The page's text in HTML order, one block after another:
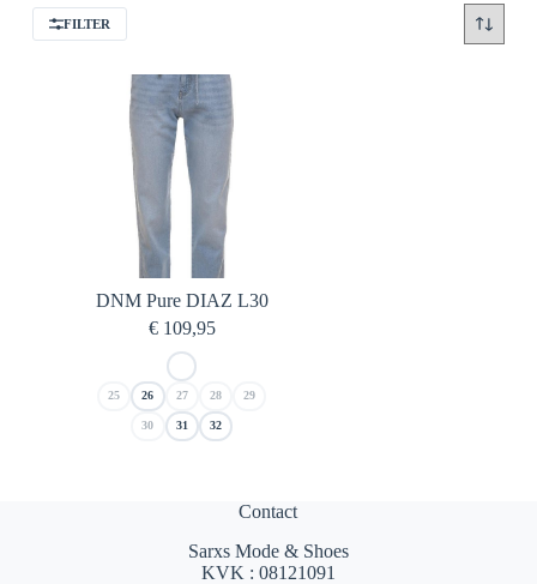
FILTER
DNM Pure DIAZ L30
€109,95
25 26 27 28 29
30 31 32
Contact
Sarxs Mode & Shoes
KVK : 08121091